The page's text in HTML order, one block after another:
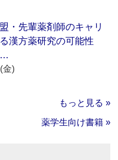
・先輩薬剤師のキャリ
漢方薬研究の可能性
…
金)
もっと見る »
薬学生向け書籍 »